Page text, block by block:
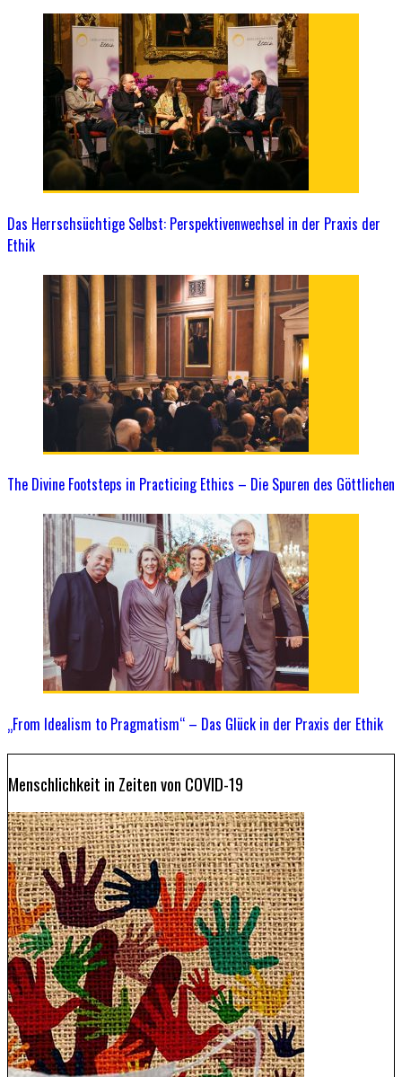
Das Herrschsüchtige Selbst: Perspektivenwechsel in der Praxis der
Ethik
The Divine Footsteps in Practicing Ethics – Die Spuren des Göttlichen
„From Idealism to Pragmatism“ – Das Glück in der Praxis der Ethik
Menschlichkeit in Zeiten von COVID-19